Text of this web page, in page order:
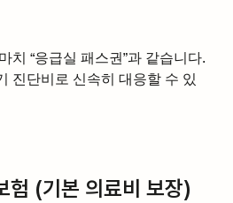
치 “응급실 패스권”과 같습니다.
진단비로 신속히 대응할 수 있
험 (기본 의료비 보장)